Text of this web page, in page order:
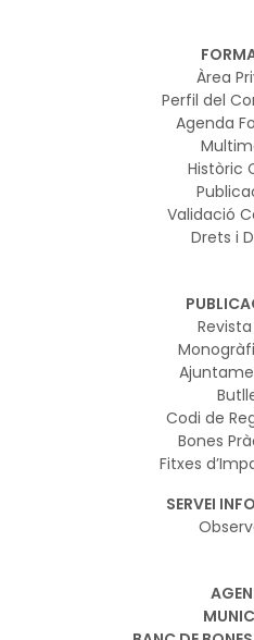
Àrea
Perfil del
Agenda
Històric
Validació
Drets i
Revista
Codi de
Bones
Fitxes
SERVEI